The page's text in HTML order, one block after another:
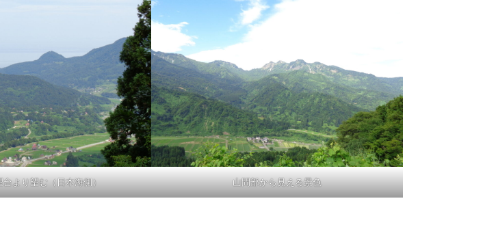
より望む（日本海側） 山間部から見える景色